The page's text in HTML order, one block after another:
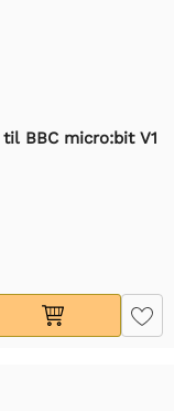
BBC micro:bit V1